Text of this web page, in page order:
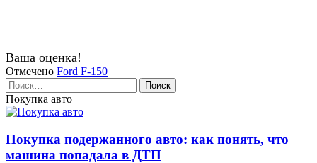
Ваша оценка!
Отмечено Ford F-150
Найти:
Покупка авто
Покупка подержанного авто: как понять, что
машина попадала в ДТП